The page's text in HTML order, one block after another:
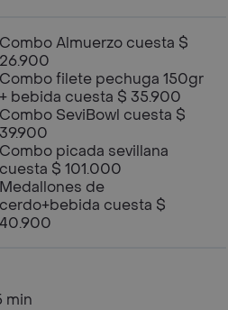
Combo Almuerzo cuesta $
26.900
Combo filete pechuga 150gr
+ bebida cuesta $ 35.900
Combo SeviBowl cuesta $
39.900
Combo picada sevillana
cuesta $ 101.000
Medallones de
cerdo+bebida cuesta $
40.900
min